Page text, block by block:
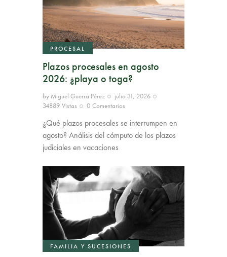
PROCESAL
Plazos procesales en agosto
2026: ¿playa o toga?
by Miguel Guerra Pérez
julio 31, 2026
34889 Vistas 0 Comentarios
¿Qué plazos procesales se interrumpen en
agosto? Análisis del cómputo de los plazos
judiciales en vacaciones
FAMILIA Y SUCESIONES